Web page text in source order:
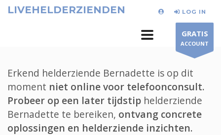
LIVEHELDERZIENDEN LOG IN
GRATIS
ACCOUNT
Erkend helderziende Bernadette is op dit
moment niet online voor telefoonconsult.
Probeer op een later tijdstip helderziende
Bernadette te bereiken, ontvang concrete
oplossingen en helderziende inzichten.